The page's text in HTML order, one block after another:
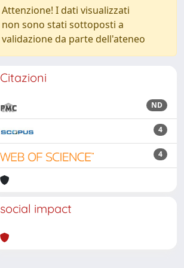
Attenzione! I dati visualizzati
non sono stati sottoposti a
validazione da parte dell'ateneo
Citazioni
ND
4
4
social impact